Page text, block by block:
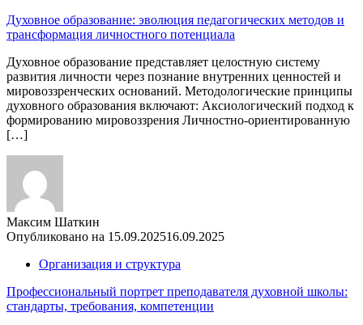
Духовное образование: эволюция педагогических методов и
трансформация личностного потенциала
Духовное образование представляет целостную систему
развития личности через познание внутренних ценностей и
мировоззренческих оснований. Методологические принципы
духовного образования включают: Аксиологический подход к
формированию мировоззрения Личностно-ориентированную
[…]
Максим Шаткин
Опубликовано на 15.09.202516.09.2025
Организация и структура
Профессиональный портрет преподавателя духовной школы:
стандарты, требования, компетенции